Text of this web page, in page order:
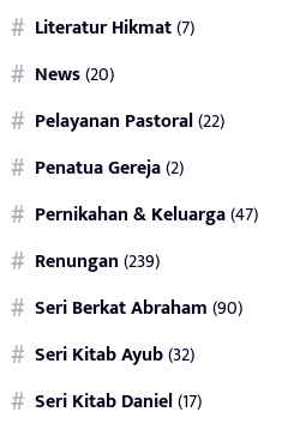
Literatur Hikmat(7)
News(20)
Pelayanan Pastoral(22)
Penatua Gereja(2)
Pernikahan & Keluarga(47)
Renungan(239)
Seri Berkat Abraham(90)
Seri Kitab Ayub(32)
Seri Kitab Daniel(17)